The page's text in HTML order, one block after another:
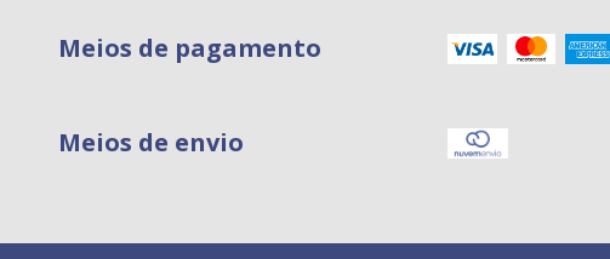
Meios de pagamento
Meios de envio